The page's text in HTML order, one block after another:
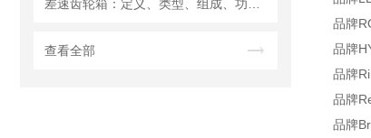
查看全部
品牌
品牌
品牌
品牌
品牌